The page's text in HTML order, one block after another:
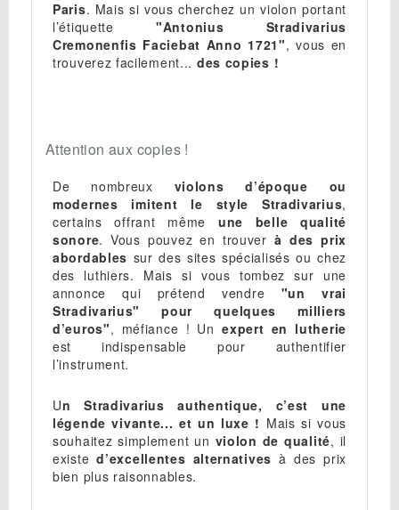
Paris. Mais si vous cherchez un violon portant
l’étiquette "Antonius Stradivarius
Cremonenfis Faciebat Anno 1721", vous en
trouverez facilement... des copies !
Attention aux copies !
De nombreux violons d’époque ou
modernes imitent le style Stradivarius,
certains offrant même une belle qualité
sonore. Vous pouvez en trouverà des prix
abordables sur des sites spécialisés ou chez
des luthiers. Mais si vous tombez sur une
annonce qui prétend vendre "un vrai
Stradivarius" pour quelques milliers
d’euros", méfiance ! Unexpert en lutherie
est indispensable pour authentifier
l’instrument.
Un Stradivarius authentique, c’est une
légende vivante... et un luxe ! Mais si vous
souhaitez simplement un violon de qualité, il
existed’excellentes alternatives à des prix
bien plus raisonnables.